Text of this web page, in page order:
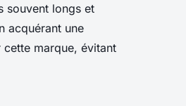
souvent longs et
acquérant une
cette marque, évitant